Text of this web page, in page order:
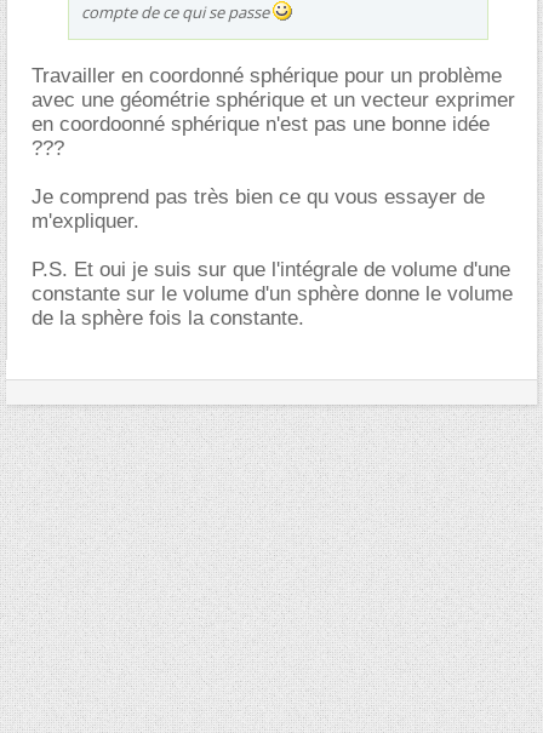
compte de ce qui se passe
Travailler en coordonné sphérique pour un problème
avec une géométrie sphérique et un vecteur exprimer
en coordoonné sphérique n'est pas une bonne idée
???
Je comprend pas très bien ce qu vous essayer de
m'expliquer.
P.S. Et oui je suis sur que l'intégrale de volume d'une
constante sur le volume d'un sphère donne le volume
de la sphère fois la constante.